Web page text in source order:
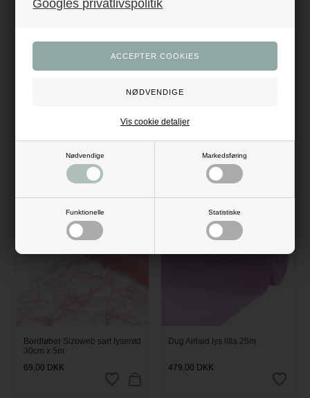
Googles privatlivspolitik
Nødvendige Markedsføring
Funktionelle Statistiske
Vis cookie detaljer
Bordløber Sizoweb lyserød
30cm x 5m
Bordløber Sizoweb pink 30cm
x 5m
DKK
Bordløber Sizoweb sart lyserød
30cm x 5m
69,00 DKK
UDSOLGT
Dug Airlaid lys lilla 25m
479,00 DKK